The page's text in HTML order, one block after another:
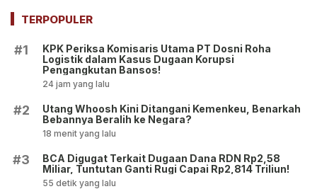
TERPOPULER
#1
KPK Periksa Komisaris Utama PT Dosni Roha
Logistik dalam Kasus Dugaan Korupsi
Pengangkutan Bansos!
24 jam yang lalu
#2
Utang Whoosh Kini Ditangani Kemenkeu, Benarkah
Bebannya Beralih ke Negara?
18 menit yang lalu
#3
BCA Digugat Terkait Dugaan Dana RDN Rp2,58
Miliar, Tuntutan Ganti Rugi Capai Rp2,814 Triliun!
55 detik yang lalu